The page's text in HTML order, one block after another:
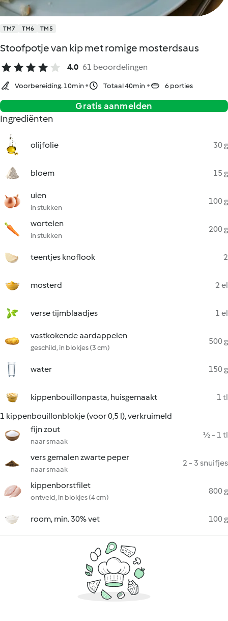
TM7 TM6 TM5
Stoofpotje van kip met romige mosterdsaus
4.0 61 beoordelingen
Voorbereiding. 10min Totaal 40min 6 porties
Gratis aanmelden
Ingrediënten
olijfolie 30 g
bloem 15 g
uien
in stukken
100 g
wortelen
in stukken
200 g
teentjes knoflook 2
mosterd 2 el
verse tijmblaadjes 1 el
vastkokende aardappelen
geschild, in blokjes (3 cm)
500 g
water 150 g
kippenbouillonpasta, huisgemaakt
1 tl
1 kippenbouillonblokje (voor 0,5 l), verkruimeld
fijn zout
naar smaak
½ - 1 tl
vers gemalen zwarte peper
naar smaak
2 - 3 snuifjes
kippenborstfilet
ontveld, in blokjes (4 cm)
800 g
room, min. 30% vet 100 g